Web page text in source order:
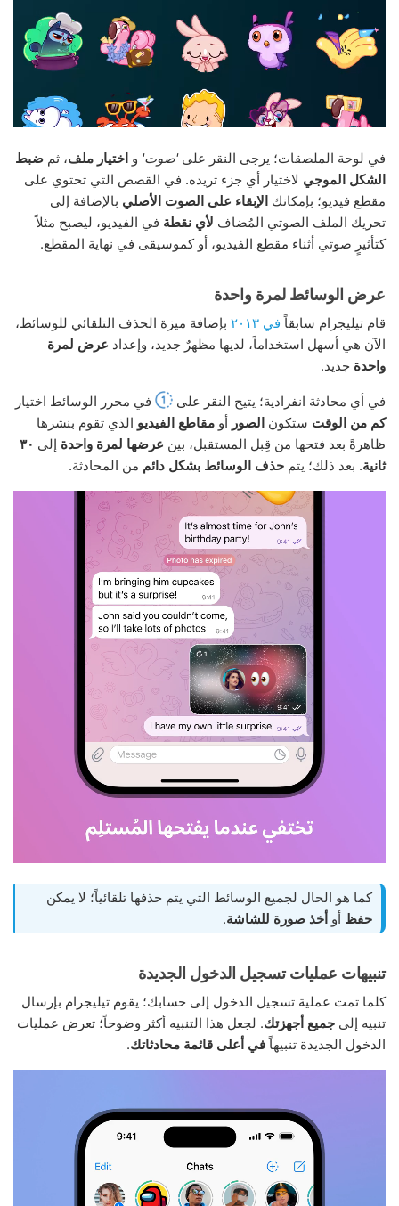
في لوحة الملصقات؛ يرجى النقر على'صوت' و اختيار ملف، ثم ضبط
الشكل الموجي لاختيار أي جزء تريده. في القصص التي تحتوي على
مقطع فيديو؛ بإمكانك الإبقاء على الصوت الأصلي بالإضافة إلى
تحريك الملف الصوتي المُضاف لأي نقطة في الفيديو، ليصبح مثلاً
كتأثيرٍ صوتي أثناء مقطع الفيديو، أو كموسيقى في نهاية المقطع.
عرض الوسائط لمرة واحدة
قام تيليجرام سابقاً في ٢٠١٣
بإضافة ميزة الحذف التلقائي للوسائط،
الآن هي أسهل استخداماً، لديها مظهرٌ جديد، وإعداد عرض لمرة
واحدة جديد.
في أي محادثة انفرادية؛ يتيح النقر على
في محرر الوسائط اختيار
كم من الوقت ستكون الصور أو مقاطع الفيديو الذي تقوم بنشرها
ظاهرةً بعد فتحها من قِبل المستقبل، بين عرضها لمرة واحدة إلى ٣٠
ثانية. بعد ذلك؛ يتم حذف الوسائط بشكل دائم من المحادثة.
كما هو الحال لجميع الوسائط التي يتم حذفها تلقائياً؛ لا يمكن
حفظ أو أخذ صورة للشاشة.
تنبيهات عمليات تسجيل الدخول الجديدة
كلما تمت عملية تسجيل الدخول إلى حسابك؛ يقوم تيليجرام بإرسال
تنبيه إلى جميع أجهزتك. لجعل هذا التنبيه أكثر وضوحاً؛ تعرض عمليات
الدخول الجديدة تنبيهاًفي أعلى قائمة محادثاتك.